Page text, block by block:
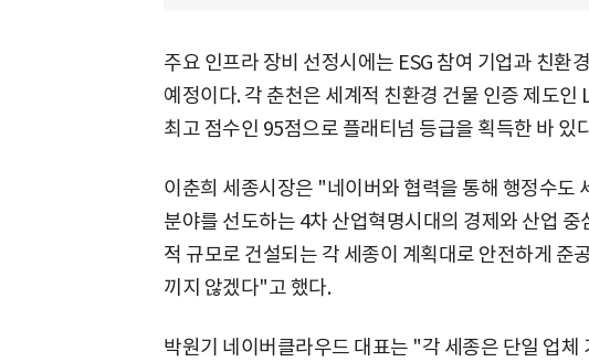
주요 인프라 장비 선정시에는 ESG 참여 기업과 친환
예정이다. 각 춘천은 세계적 친환경 건물 인증 제도인
최고 점수인 95점으로 플래티넘 등급을 획득한 바 있
이춘희 세종시장은 "네이버와 협력을 통해 행정수도
분야를 선도하는 4차 산업혁명시대의 경제와 산업
적 규모로 건설되는 각 세종이 계획대로 안전하게 준
끼지 않겠다"고 했다.
박원기 네이버클라우드 대표는 "각 세종은 단일 업체